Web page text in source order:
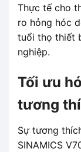
Thực tế cho
ro hỏng hóc
tuổi thọ thiết
nghiệp.
Tối ưu
tương
Sự tương
SINAMICS